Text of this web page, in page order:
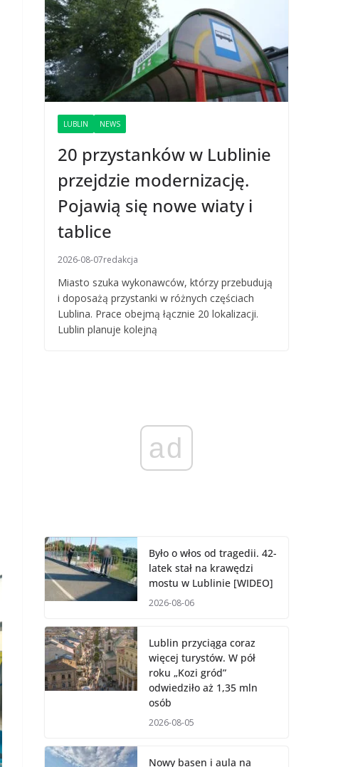
LUBLIN NEWS
20 przystanków w Lublinie
przejdzie modernizację.
Pojawią się nowe wiaty i
tablice
2026-08-07redakcja
Miasto szuka wykonawców, którzy przebudują
i doposażą przystanki w różnych częściach
Lublina. Prace obejmą łącznie 20 lokalizacji.
Lublin planuje kolejną
ad
Było o włos od tragedii. 42-
latek stał na krawędzi
mostu w Lublinie [WIDEO]
2026-08-06
Lublin przyciąga coraz
więcej turystów. W pół
roku „Kozi gród”
odwiedziło aż 1,35 mln
osób
2026-08-05
Nowy basen i aula na